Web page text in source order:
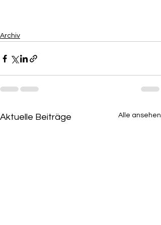
Archiv
Aktuelle Beiträge Alle ansehen